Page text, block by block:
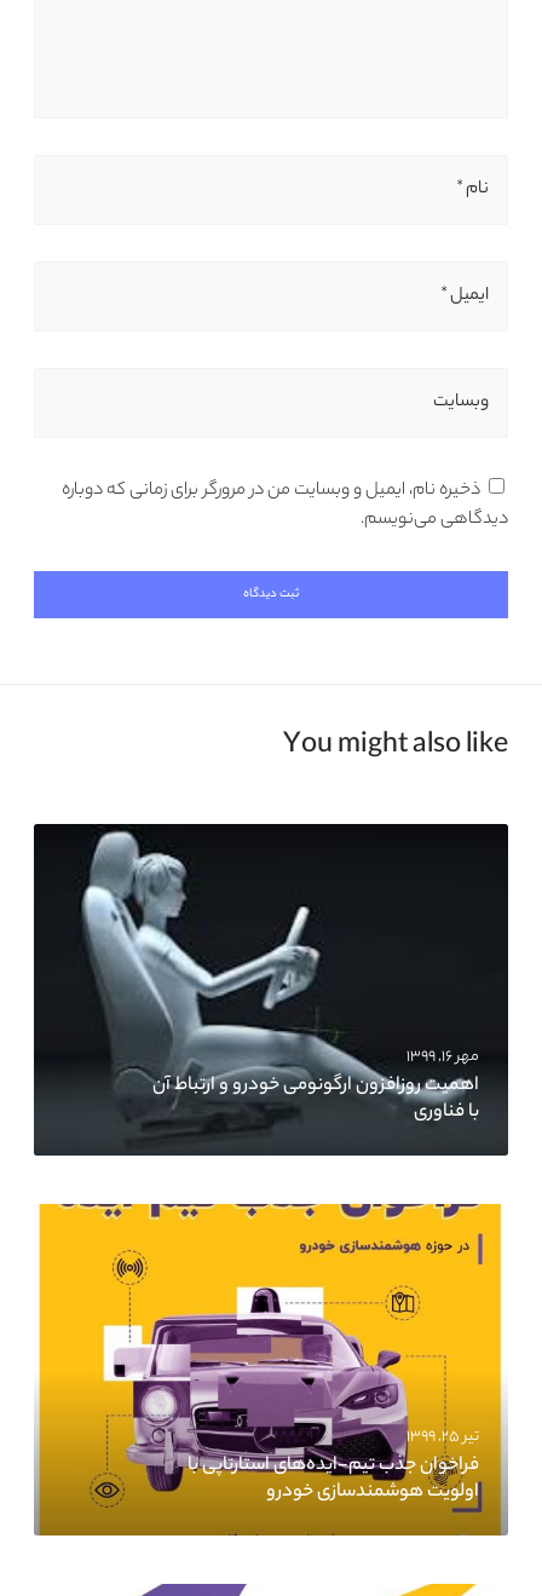
نام *
ایمیل *
وبسایت
ذخیره نام، ایمیل و وبسایت من در مرورگر برای زمانی که دوباره
دیدگاهی می‌نویسم.
You might also like
مهر ۱۶, ۱۳۹۹
اهمیت روزافزون ارگونومی خودرو و ارتباط آن
با فناوری
تیر ۲۵, ۱۳۹۹
فراخوان جذب تیم-ایده‌های استارتاپی با
اولویت هوشمندسازی خودرو